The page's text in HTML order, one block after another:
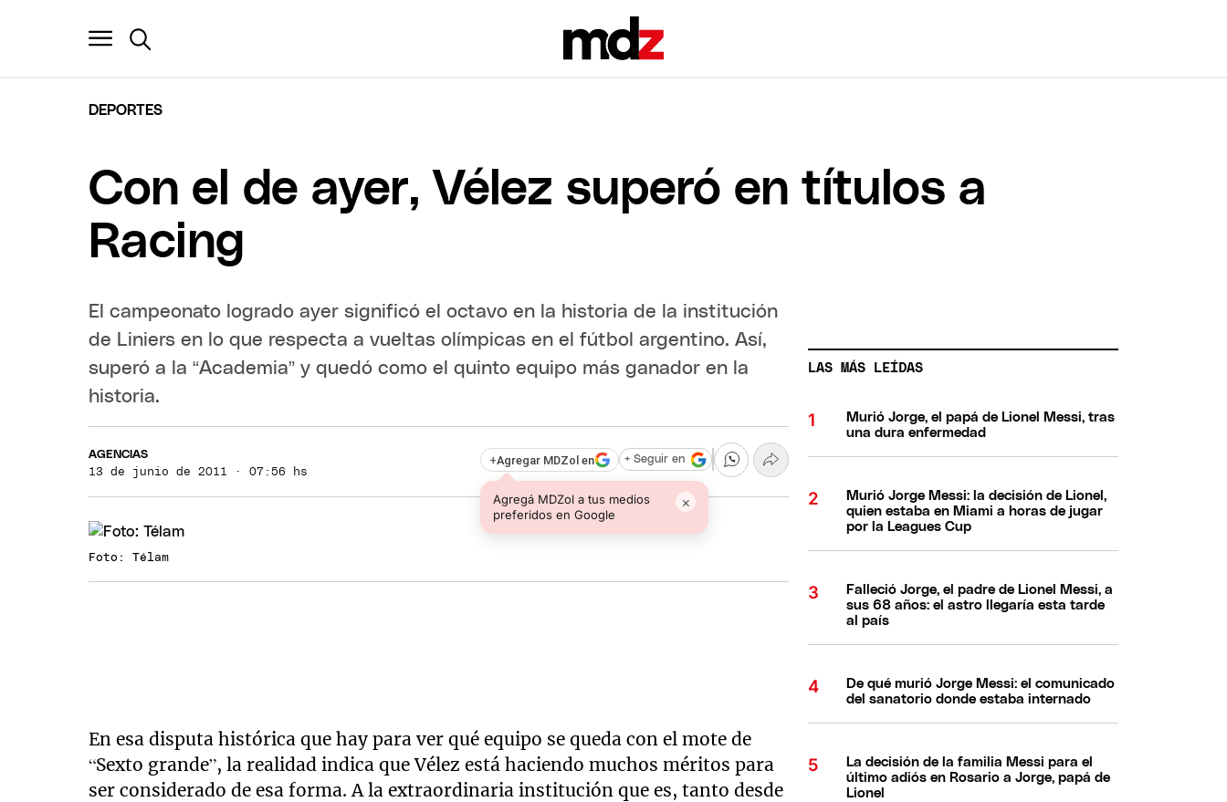
DEPORTES
Con el de ayer, Vélez superó en títulos a
Racing
El campeonato logrado ayer significó el octavo en la historia de la institución
de Liniers en lo que respecta a vueltas olímpicas en el fútbol argentino. Así,
superó a la “Academia” y quedó como el quinto equipo más ganador en la
historia.
AGENCIAS
13 de junio de 2011 · 07:56 hs
+Agregar MDZol en
Agregá MDZol a tus medios
preferidos en Google
×
+ Seguir en
Foto: Télam
En esa disputa histórica que hay para ver qué equipo se queda con el mote de
“Sexto grande”, la realidad indica que Vélez está haciendo muchos méritos para
ser considerado de esa forma. A la extraordinaria institución que es, tanto desde
LAS MÁS LEÍDAS
Murió Jorge, el papá de Lionel Messi, tras
una dura enfermedad
Murió Jorge Messi: la decisión de Lionel,
quien estaba en Miami a horas de jugar
por la Leagues Cup
Falleció Jorge, el padre de Lionel Messi, a
sus 68 años: el astro llegaría esta tarde
al país
De qué murió Jorge Messi: el comunicado
del sanatorio donde estaba internado
La decisión de la familia Messi para el
último adiós en Rosario a Jorge, papá de
Lionel